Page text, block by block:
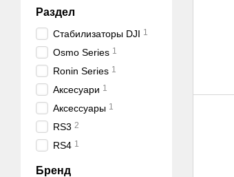
Раздел
Стабилизаторы DJI 1
Osmo Series 1
Ronin Series 1
Аксесуари 1
Аксессуары 1
RS3 2
RS4 1
Бренд